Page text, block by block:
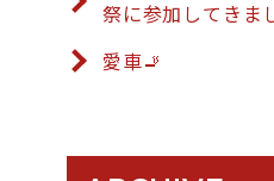
祭に参加してきま
愛車🚬